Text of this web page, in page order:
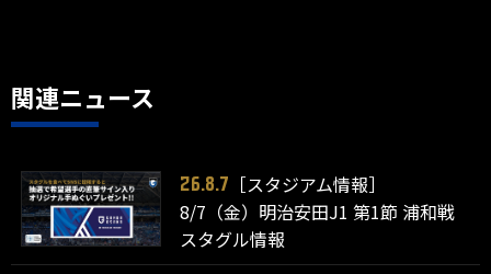
関連ニュース
26.8.7
［スタジアム情報］
8/7（金）明治安田J1 第1節 浦和戦
スタグル情報